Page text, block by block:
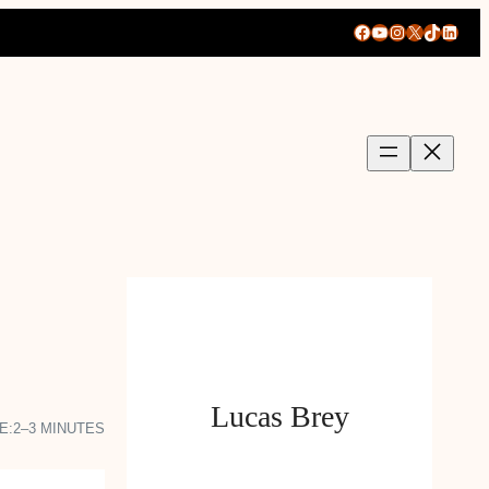
Facebook
YouTube
Instagram
X TikTok
2–3 MINUTES Lucas Brey